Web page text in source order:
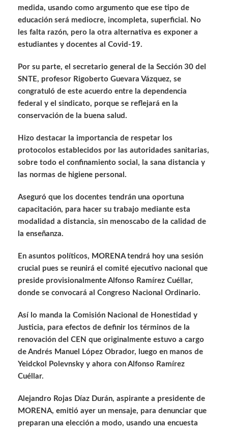
medida, usando como argumento que ese tipo de
educación será mediocre, incompleta, superficial. No
les falta razón, pero la otra alternativa es exponer a
estudiantes y docentes al Covid-19.
Por su parte, el secretario general de la Sección 30 del
SNTE, profesor Rigoberto Guevara Vázquez, se
congratuló de este acuerdo entre la dependencia
federal y el sindicato, porque se reflejará en la
conservación de la buena salud.
Hizo destacar la importancia de respetar los
protocolos establecidos por las autoridades sanitarias,
sobre todo el confinamiento social, la sana distancia y
las normas de higiene personal.
Aseguró que los docentes tendrán una oportuna
capacitación, para hacer su trabajo mediante esta
modalidad a distancia, sin menoscabo de la calidad de
la enseñanza.
En asuntos políticos, MORENA tendrá hoy una sesión
crucial pues se reunirá el comité ejecutivo nacional que
preside provisionalmente Alfonso Ramírez Cuéllar,
donde se convocará al Congreso Nacional Ordinario.
Así lo manda la Comisión Nacional de Honestidad y
Justicia, para efectos de definir los términos de la
renovación del CEN que originalmente estuvo a cargo
de Andrés Manuel López Obrador, luego en manos de
Yeidckol Polevnsky y ahora con Alfonso Ramírez
Cuéllar.
Alejandro Rojas Díaz Durán, aspirante a presidente de
MORENA, emitió ayer un mensaje, para denunciar que
preparan una elección a modo, usando una encuesta